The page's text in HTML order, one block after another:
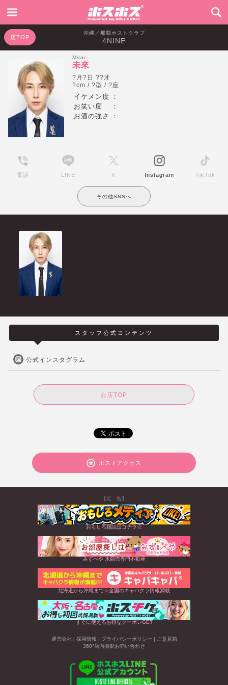
沖縄／那覇ホストクラブ
4NINE
店TOP
Mirai
未來
?月?日 ??才
?cm / ?型 / ?座
イケメン度
：
お笑い度
：
お酒の強さ
：
電話 LINE X Instagram TikTok
その他SNSへ
スタッフ公式コンテンツ
公式インスタグラム
お店TOP
ホストアクセス
【広 告】
おもしろ雑誌はコチラ☆
みずべや 水商売専門不動産
北海道から沖縄まで☆全国のキャバクラ情報満載
すぐに使えるお得なクーポンGET
運営会社 | 採用情報 | プライバシーポリシー | ご意見箱
360°店内撮影お問い合わせ